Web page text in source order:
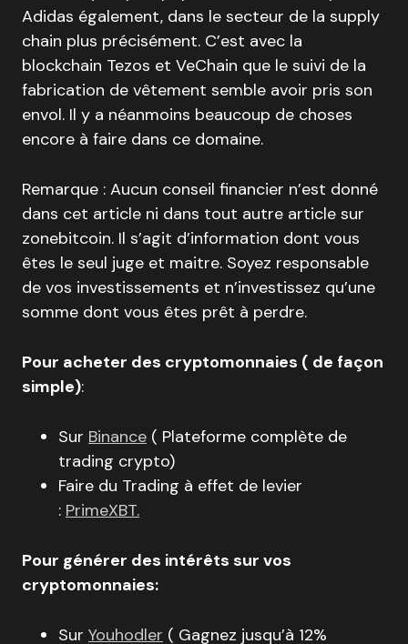
Adidas également, dans le secteur de la supply
chain plus précisément. C’est avec la
blockchain Tezos et VeChain que le suivi de la
fabrication de vêtement semble avoir pris son
envol. Il y a néanmoins beaucoup de choses
encore à faire dans ce domaine.
Remarque : Aucun conseil financier n’est donné
dans cet article ni dans tout autre article sur
zonebitcoin. Il s’agit d’information dont vous
êtes le seul juge et maitre. Soyez responsable
de vos investissements et n’investissez qu’une
somme dont vous êtes prêt à perdre.
Pour acheter des cryptomonnaies ( de façon
simple):
Sur Binance ( Plateforme complète de
trading crypto)
Faire du Trading à effet de levier
: PrimeXBT.
Pour générer des intérêts sur vos
cryptomonnaies:
Sur Youhodler ( Gagnez jusqu’à 12%